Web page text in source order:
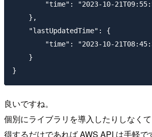
"time": "2023-10-
    },
    "lastUpdatedTime": {
"time": "2023-10-
    }
良いですね。
個別にライブラリを導入したりしなく
得するだけであれば AWS API は手軽で